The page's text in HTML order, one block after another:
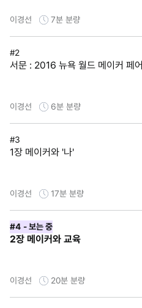
이경선 7분 분량
#2
서문 : 2016 뉴욕 월드 메이커 페어
이경선 6분 분량
#3
1장 메이커와 '나'
이경선 17분 분량
#4 - 보는 중
2장 메이커와 교육
이경선 20분 분량